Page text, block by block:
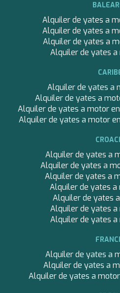
Alquiler de yates a
Alquiler de yates a
Alquiler de yates a
Alquiler de yates a
Alquiler de yates a
Alquiler de yates a
Alquiler de yates a motor
Alquiler de yates a motor
Alquiler de yates a
Alquiler de yates a
Alquiler de yates a
Alquiler de yates a
Alquiler de yates
Alquiler de yates a
Alquiler de yates
Alquiler de yates a
Alquiler de yates a
Alquiler de yates a
VIVA LA VIDA
WALLY ONE
WORLD'S END
WYLDECREST
XMOTION
YOLO
ZALIV III